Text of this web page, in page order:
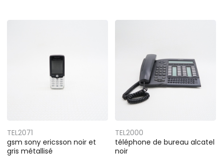
TEL2071
gsm sony ericsson noir et
gris métallisé
TEL2000
téléphone de bureau alcatel
noir